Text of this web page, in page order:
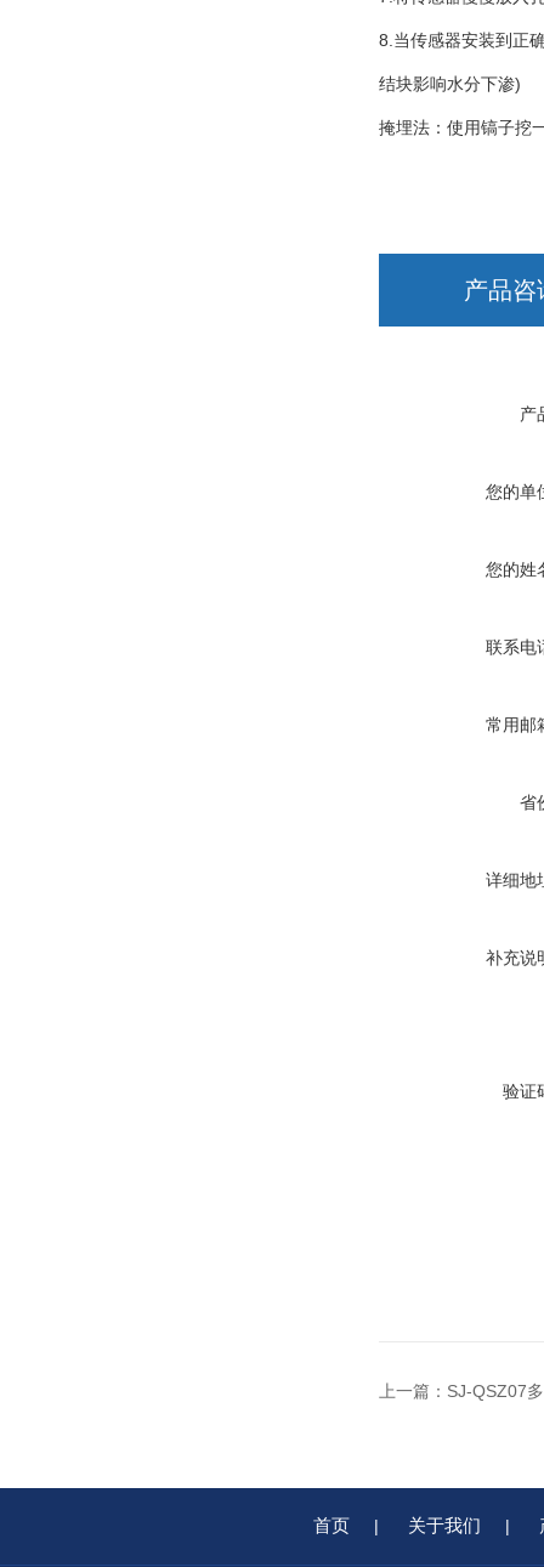
8.当传感器安装到正
结块影响水分下渗)
掩埋法：使用镐子挖
产品咨
产
您的单
您的姓
联系电
常用邮
省
详细地
补充说
验证
上一篇： SJ-QSZ07
首页 | 关于我们 |